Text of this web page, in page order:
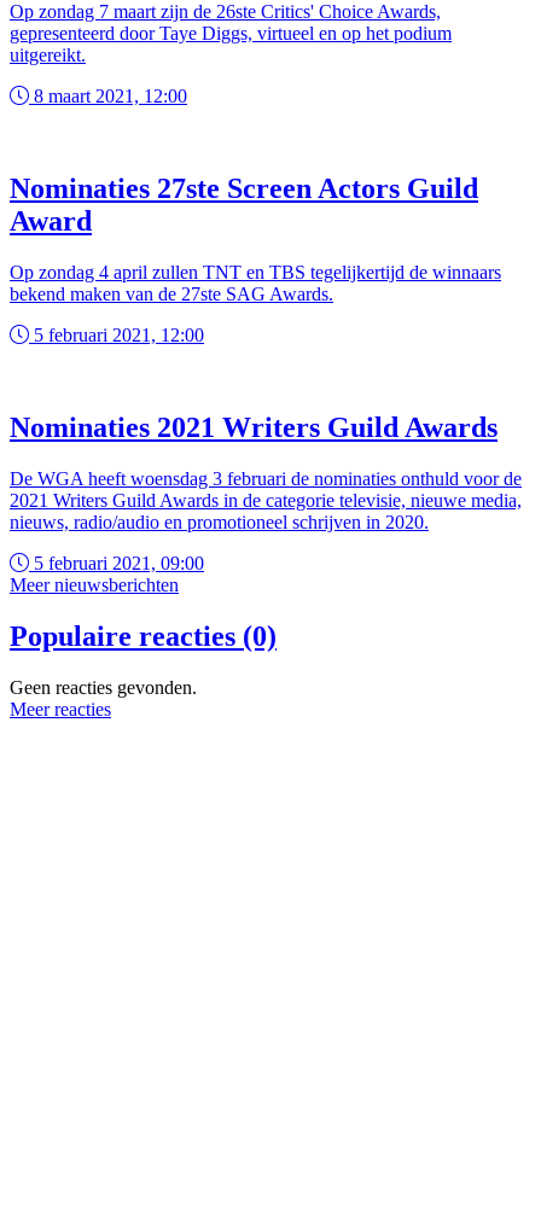
Op zondag 7 maart zijn de 26ste Critics' Choice Awards,
gepresenteerd door Taye Diggs, virtueel en op het podium
uitgereikt.
8 maart 2021, 12:00
Nominaties 27ste Screen Actors Guild
Award
Op zondag 4 april zullen TNT en TBS tegelijkertijd de winnaars
bekend maken van de 27ste SAG Awards.
5 februari 2021, 12:00
Nominaties 2021 Writers Guild Awards
De WGA heeft woensdag 3 februari de nominaties onthuld voor de
2021 Writers Guild Awards in de categorie televisie, nieuwe media,
nieuws, radio/audio en promotioneel schrijven in 2020.
5 februari 2021, 09:00
Meer nieuwsberichten
Populaire reacties (0)
Geen reacties gevonden.
Meer reacties